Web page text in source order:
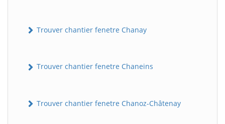
Trouver chantier fenetre Chanay
Trouver chantier fenetre Chaneins
Trouver chantier fenetre Chanoz-Châtenay